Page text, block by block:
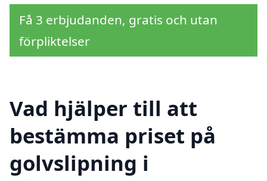
Få 3 erbjudanden, gratis och utan
förpliktelser
Vad hjälper till att
bestämma priset på
golvslipning i